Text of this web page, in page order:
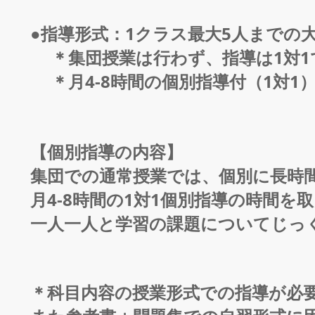
●指導形式：1クラス最大5人までの
＊集団授業は行わず、指導は1対
＊月4-8時間の個別指導付（1対1
【個別指導の内容】
集団での通常授業では、個別に長
月4-8時間の1対1個別指導の時間を
一人一人と学習の課題についてじ
＊科目内容の授業形式での指導が必